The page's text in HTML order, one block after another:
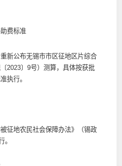
费标准
新公布无锡市市区征地区片综合
2023〕9号）测算，具体按获批
执行。
征地农民社会保障办法》（锡政
。